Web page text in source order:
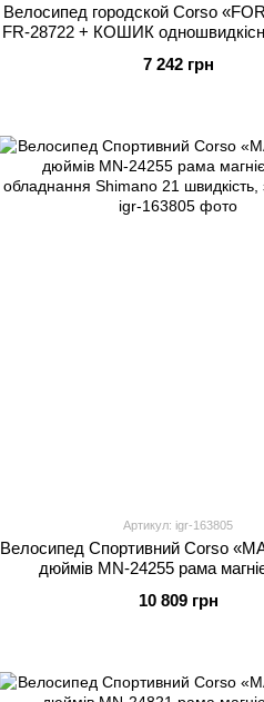
Велосипед городской Corso
FR-28722 + КОШИК
7 242 грн
Артикул: igr-163805
Велоcипед Спортивний Corso
дюймів MN-24255 рама
75
10 809 грн